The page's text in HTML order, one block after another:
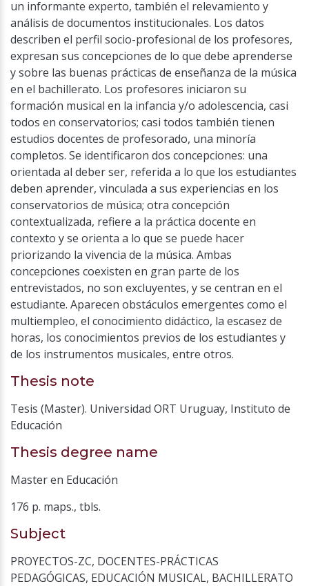
un informante experto, también el relevamiento y
análisis de documentos institucionales. Los datos
describen el perfil socio-profesional de los profesores,
expresan sus concepciones de lo que debe aprenderse
y sobre las buenas prácticas de enseñanza de la música
en el bachillerato. Los profesores iniciaron su
formación musical en la infancia y/o adolescencia, casi
todos en conservatorios; casi todos también tienen
estudios docentes de profesorado, una minoría
completos. Se identificaron dos concepciones: una
orientada al deber ser, referida a lo que los estudiantes
deben aprender, vinculada a sus experiencias en los
conservatorios de música; otra concepción
contextualizada, refiere a la práctica docente en
contexto y se orienta a lo que se puede hacer
priorizando la vivencia de la música. Ambas
concepciones coexisten en gran parte de los
entrevistados, no son excluyentes, y se centran en el
estudiante. Aparecen obstáculos emergentes como el
multiempleo, el conocimiento didáctico, la escasez de
horas, los conocimientos previos de los estudiantes y
de los instrumentos musicales, entre otros.
Thesis note
Tesis (Master). Universidad ORT Uruguay, Instituto de
Educación
Thesis degree name
Master en Educación
176 p. maps., tbls.
Subject
PROYECTOS-ZC, DOCENTES-PRÁCTICAS
PEDAGÓGICAS, EDUCACIÓN MUSICAL, BACHILLERATO